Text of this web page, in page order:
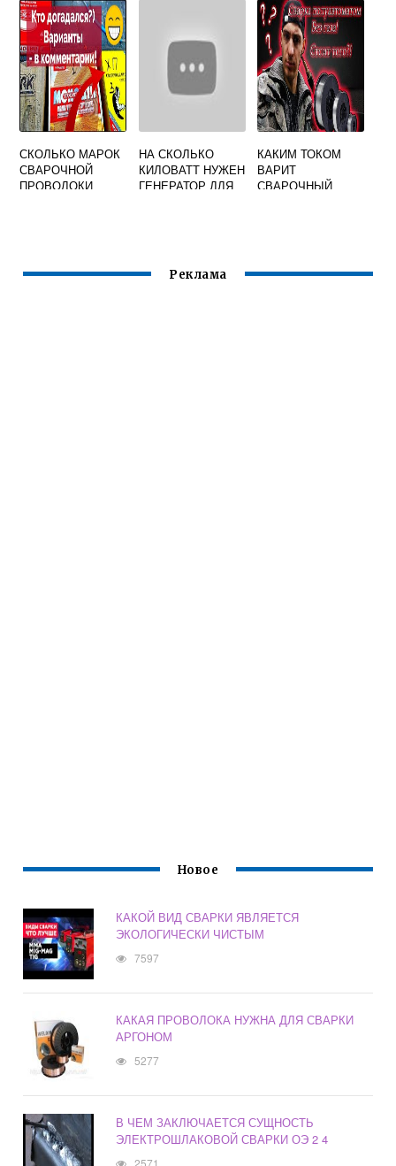
СВАРКЕ
СКОЛЬКО МАРОК
СВАРОЧНОЙ
ПРОВОЛОКИ
НА СКОЛЬКО
КИЛОВАТТ НУЖЕН
ГЕНЕРАТОР ДЛЯ
КАКИМ ТОКОМ
ВАРИТ
СВАРОЧНЫЙ
Реклама
Новое
КАКОЙ ВИД СВАРКИ ЯВЛЯЕТСЯ
ЭКОЛОГИЧЕСКИ ЧИСТЫМ
7597
КАКАЯ ПРОВОЛОКА НУЖНА ДЛЯ СВАРКИ
АРГОНОМ
5277
В ЧЕМ ЗАКЛЮЧАЕТСЯ СУЩНОСТЬ
ЭЛЕКТРОШЛАКОВОЙ СВАРКИ ОЭ 2 4